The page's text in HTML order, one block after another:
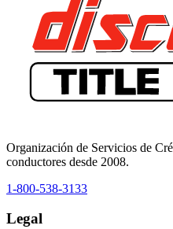
Organización de Servicios de
conductores desde 2008.
1-800-538-3133
Legal